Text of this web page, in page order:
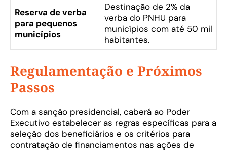
Reserva de verba
para pequenos
municípios
Destinação de 2% da
verba do PNHU para
municípios com até 50 mil
habitantes.
Regulamentação e Próximos
Passos
Com a sanção presidencial, caberá ao Poder
Executivo estabelecer as regras específicas para a
seleção dos beneficiários e os critérios para
contratação de financiamentos nas ações de